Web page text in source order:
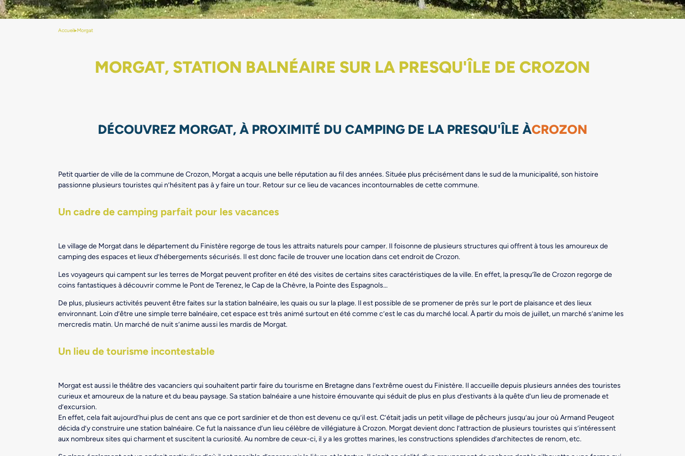
Accueil▸Morgat
MORGAT, STATION BALNÉAIRE SUR LA PRESQU'ÎLE DE CROZON
DÉCOUVREZ MORGAT, À PROXIMITÉ DU CAMPING DE LA PRESQU'ÎLE ÀCROZON
Petit quartier de ville de la commune de Crozon, Morgat a acquis une belle réputation au fil des années. Située plus précisément dans le sud de la municipalité, son histoire
passionne plusieurs touristes qui n’hésitent pas à y faire un tour. Retour sur ce lieu de vacances incontournables de cette commune.
Un cadre de camping parfait pour les vacances
Le village de Morgat dans le département du Finistère regorge de tous les attraits naturels pour camper. Il foisonne de plusieurs structures qui offrent à tous les amoureux de
camping des espaces et lieux d’hébergements sécurisés. Il est donc facile de trouver une location dans cet endroit de Crozon.
Les voyageurs qui campent sur les terres de Morgat peuvent profiter en été des visites de certains sites caractéristiques de la ville. En effet, la presqu’île de Crozon regorge de
coins fantastiques à découvrir comme le Pont de Terenez, le Cap de la Chèvre, la Pointe des Espagnols…
De plus, plusieurs activités peuvent être faites sur la station balnéaire, les quais ou sur la plage. Il est possible de se promener de près sur le port de plaisance et des lieux
environnant. Loin d’être une simple terre balnéaire, cet espace est très animé surtout en été comme c’est le cas du marché local. À partir du mois de juillet, un marché s’anime les
mercredis matin. Un marché de nuit s’anime aussi les mardis de Morgat.
Un lieu de tourisme incontestable
Morgat est aussi le théâtre des vacanciers qui souhaitent partir faire du tourisme en Bretagne dans l’extrême ouest du Finistère. Il accueille depuis plusieurs années des touristes
curieux et amoureux de la nature et du beau paysage. Sa station balnéaire a une histoire émouvante qui séduit de plus en plus d’estivants à la quête d’un lieu de promenade et
d’excursion.
En effet, cela fait aujourd’hui plus de cent ans que ce port sardinier et de thon est devenu ce qu’il est. C’était jadis un petit village de pêcheurs jusqu’au jour où Armand Peugeot
décida d’y construire une station balnéaire. Ce fut la naissance d’un lieu célèbre de villégiature à Crozon. Morgat devient donc l’attraction de plusieurs touristes qui s’intéressent
aux nombreux sites qui charment et suscitent la curiosité. Au nombre de ceux-ci, il y a les grottes marines, les constructions splendides d’architectes de renom, etc.